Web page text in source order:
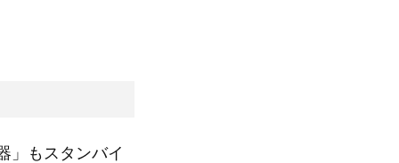
」もスタンバイ